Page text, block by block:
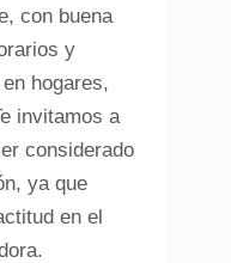
con buena
y
hogares,
invitamos a
considerado
ya que
en el